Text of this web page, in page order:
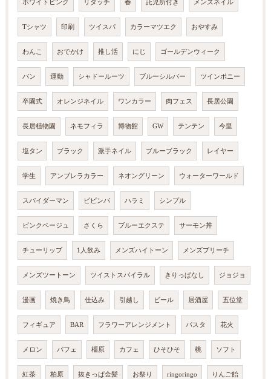
ホワイトピンク リタッチ 春 託児所付き メンズネイル
Tシャツ 印刷 ツイスパ カラーマツエク おやすみ
わんこ おでかけ 推し活 にじ ゴールデンウィーク
パン 運動 シャドールーツ ブルーシルバー ツインポニー
卒園式 オレンジネイル ワンカラー 肉フェス 長居公園
長居植物園 ネモフィラ 博物館 GW テンテン 今里
塩タン ブラック 派手ネイル ブルーブラック レイヤー
学生 アンブレラカラー ネオングリーン ウォーターワールド
スパイダーマン ビビンバ ハラミ シンプル
ピンクベージュ さくら ブルーエクステ サーモン丼
チューリップ 1人飲み メンズハイトーン メンズブリーチ
メンズツートーン ツイストスパイラル きりっぱなし ジョジョ
漫画 焼き鳥 仕込み 引越し ビール 居酒屋 五位堂
フィギュア BAR フラワーアレンジメント パスタ 花火
メロン パフェ 橿原 カフェ ひそひそ 桃 ソフト
紅茶 柏原 抜きっぱ金髪 お祭り ringoringo りんご飴